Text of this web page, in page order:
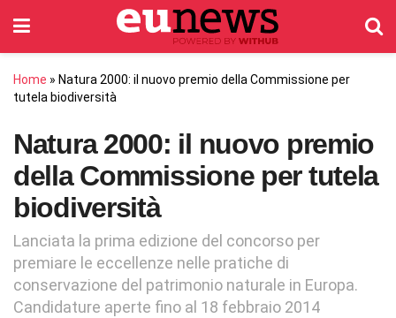
Home » Natura 2000: il nuovo premio della Commissione per
tutela biodiversità
Natura 2000: il nuovo premio
della Commissione per tutela
biodiversità
Lanciata la prima edizione del concorso per
premiare le eccellenze nelle pratiche di
conservazione del patrimonio naturale in Europa.
Candidature aperte fino al 18 febbraio 2014